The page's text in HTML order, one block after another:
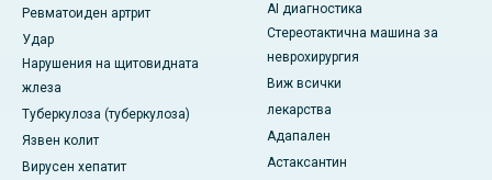
Ревматоиден артрит
Удар
Нарушения на щитовидната
жлеза
Туберкулоза (туберкулоза)
Язвен колит
Вирусен хепатит
AI диагностика
Стереотактична машина за
неврохирургия
Виж всички
лекарства
Адапален
Астаксантин